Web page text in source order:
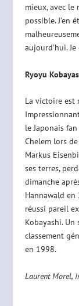
mieux, avec
possible. J’en
aujourd’hui.
Ryoyu
La victoire est
le Japonais
Chelem lors
Markus
ses terres,
dimanche
Hannawald en
réussi pareil
Kobayashi.
classement
en 1998.
Laurent Morel,